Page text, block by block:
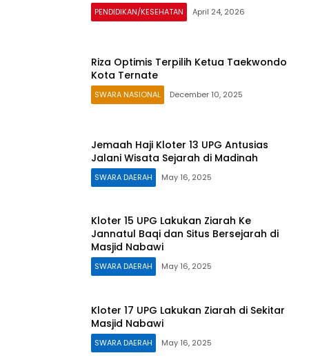
PENDIDIKAN/KESEHATAN April 24, 2026
Riza Optimis Terpilih Ketua Taekwondo
Kota Ternate
SWARA NASIONAL December 10, 2025
Jemaah Haji Kloter 13 UPG Antusias
Jalani Wisata Sejarah di Madinah
SWARA DAERAH May 16, 2025
Kloter 15 UPG Lakukan Ziarah Ke
Jannatul Baqi dan Situs Bersejarah di
Masjid Nabawi
SWARA DAERAH May 16, 2025
Kloter 17 UPG Lakukan Ziarah di Sekitar
Masjid Nabawi
SWARA DAERAH May 16, 2025